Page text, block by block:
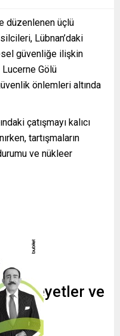
düzenlenen üçlü
Lübnan’daki
güvenliğe ilişkin
Gölü
önlemleri altında
çatışmayı kalıcı
tartışmaların
ve nükleer
Heyetler ve